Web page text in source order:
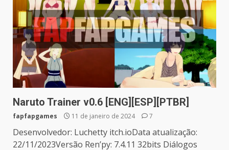
Naruto Trainer v0.6 [ENG][ESP][PTBR]
fapfapgames 11 de janeiro de 2024 7
Desenvolvedor: Luchetty itch.ioData atualização:
22/11/2023Versão Ren’py: 7.4.11 32bits Diálogos